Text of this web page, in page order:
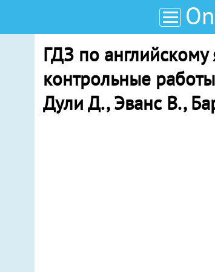
ГДЗ по английскому
контрольные
Дули Д., Эванс В.,